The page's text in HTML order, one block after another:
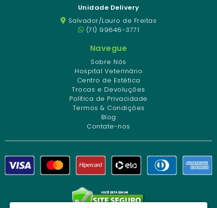
Unidade Delivery
Salvador/Lauro de Freitas
(71) 99646-3771
Navegue
Sobre Nós
Hospital Veterinário
Centro de Estética
Trocas e Devoluções
Política de Privacidade
Termos & Condições
Blog
Contate-nos